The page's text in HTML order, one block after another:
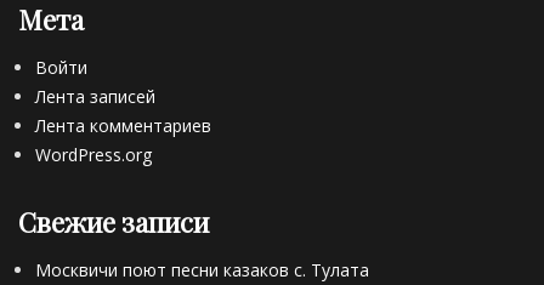
Мета
Войти
Лента записей
Лента комментариев
WordPress.org
Свежие записи
Москвичи поют песни казаков с. Тулата